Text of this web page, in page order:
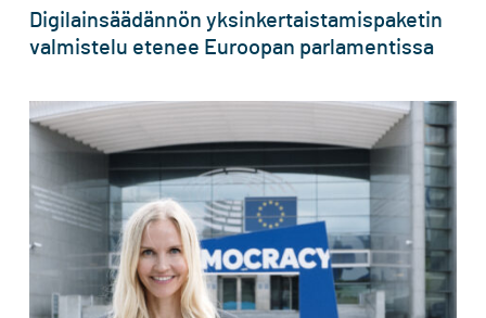
Digilainsäädännön yksinkertaistamispaketin
valmistelu etenee Euroopan parlamentissa